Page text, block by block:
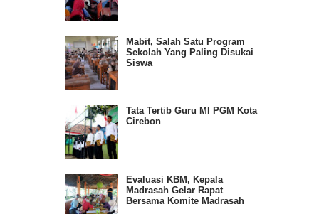
Mabit, Salah Satu Program
Sekolah Yang Paling Disukai
Siswa
Tata Tertib Guru MI PGM Kota
Cirebon
Evaluasi KBM, Kepala
Madrasah Gelar Rapat
Bersama Komite Madrasah